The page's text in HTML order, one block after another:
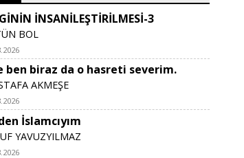
İNSANİLEŞTİRİLMESİ-3
BOL
ben biraz da o hasreti severim.
AKMEŞE
İslamcıyım
YAVUZYILMAZ